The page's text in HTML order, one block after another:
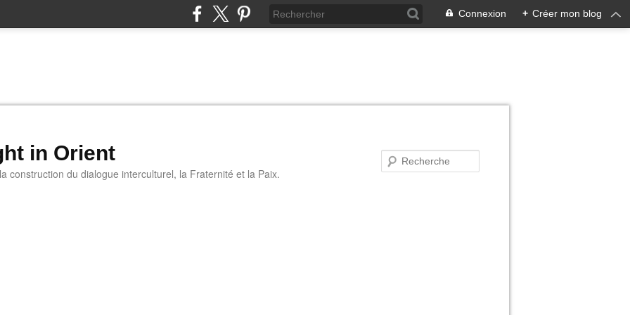
Connexion + Créer mon blog
in Orient
construction du dialogue interculturel, la Fraternité et la Paix.